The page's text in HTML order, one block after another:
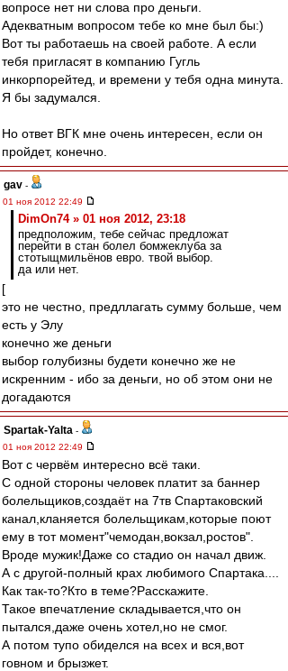
вопросе нет ни слова про деньги.
Адекватным вопросом тебе ко мне был бы:)
Вот ты работаешь на своей работе. А если
тебя пригласят в компанию Гугль
инкорпорейтед, и времени у тебя одна минута.
Я бы задумался.
Но ответ ВГК мне очень интересен, если он
пройдет, конечно.
gav -
01 ноя 2012 22:49
DimOn74 » 01 ноя 2012, 23:18
предположим, тебе сейчас предложат
перейти в стан болел бомжеклуба за
стотыщмильёнов евро. твой выбор.
да или нет.
[
это не честно, предллагать сумму больше, чем
есть у Элу
конечно же деньги
выбор голубизны будети конечно же не
искренним - ибо за деньги, но об этом они не
догадаются
Spartak-Yalta -
01 ноя 2012 22:49
Вот с червём интересно всё таки.
С одной стороны человек платит за баннер
болельщиков,создаёт на 7тв Спартаковский
канал,кланяется болельщикам,которые поют
ему в тот момент"чемодан,вокзал,ростов".
Вроде мужик!Даже со стадио он начал движ.
А с другой-полный крах любимого Спартака....
Как так-то?Кто в теме?Расскажите.
Такое впечатление складывается,что он
пытался,даже очень хотел,но не смог.
А потом тупо обиделся на всех и вся,вот
говном и брызжет.